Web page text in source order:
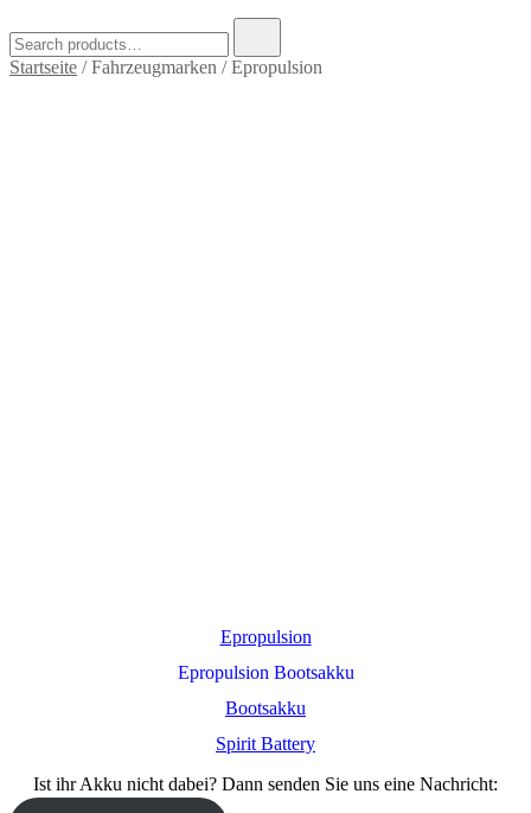
for:
Startseite / Fahrzeugmarken / Epropulsion
Epropulsion
Epropulsion Bootsakku
Bootsakku
Spirit Battery
Ist ihr Akku nicht dabei? Dann senden Sie uns eine Nachricht: